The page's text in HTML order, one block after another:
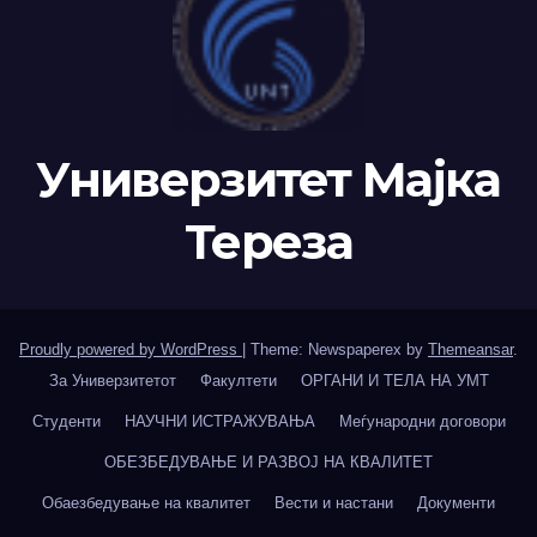
Универзитет Мајка
Тереза
Proudly powered by WordPress Theme: Newspaperex by Themeansar.
За Универзитетот
Факултети ОРГАНИ И ТЕЛА НА УМТ
Студенти НАУЧНИ ИСТРАЖУВАЊА Меѓународни договори
ОБЕЗБЕДУВАЊЕ И РАЗВОЈ НА КВАЛИТЕТ
Обаезбедување на квалитет Вести и настани Документи